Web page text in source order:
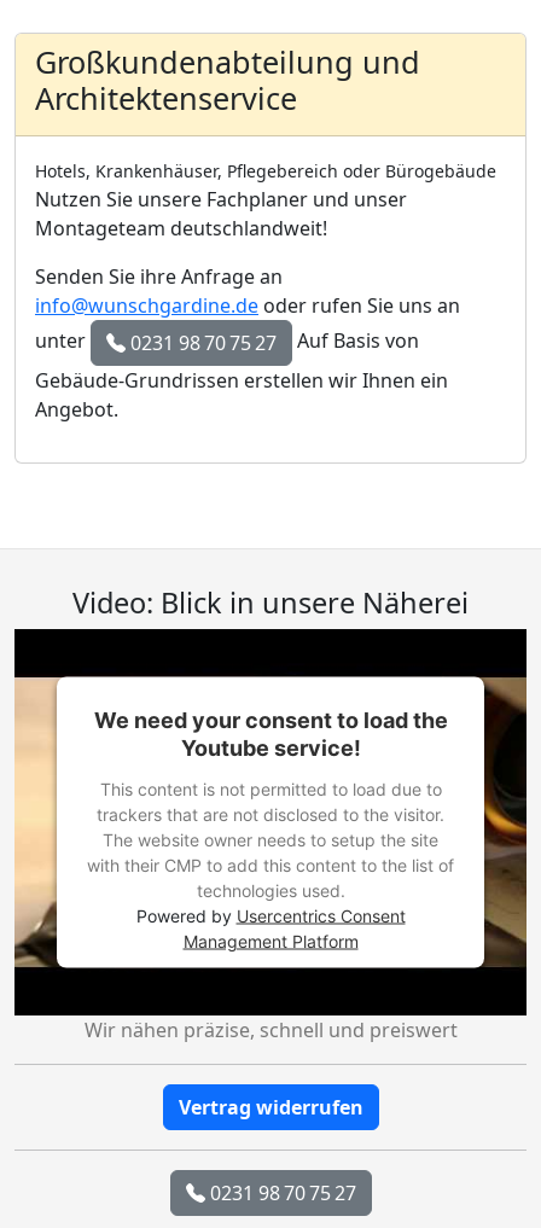
Großkundenabteilung und
Architektenservice
Hotels, Krankenhäuser, Pflegebereich oder Bürogebäude
Nutzen Sie unsere Fachplaner und unser
Montageteam deutschlandweit!
Senden Sie ihre Anfrage an
info@wunschgardine.de oder rufen Sie uns an
unter
0231 98 70 75 27
Auf Basis von
Gebäude-Grundrissen erstellen wir Ihnen ein
Angebot.
Video: Blick in unsere Näherei
We need your consent to load the
Youtube service!
This content is not permitted to load due to
trackers that are not disclosed to the visitor.
The website owner needs to setup the site
with their CMP to add this content to the list of
technologies used.
Powered by Usercentrics Consent
Management Platform
Wir nähen präzise, schnell und preiswert
Vertrag widerrufen
0231 98 70 75 27